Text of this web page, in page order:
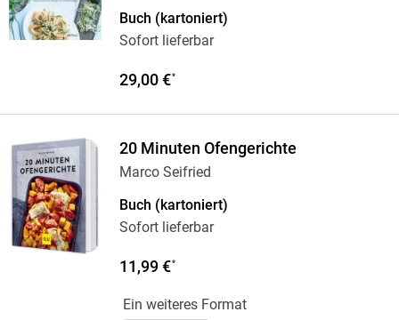
Buch (kartoniert)
Sofort lieferbar
29,00 €*
20 Minuten Ofengerichte
Marco Seifried
Buch (kartoniert)
Sofort lieferbar
11,99 €*
Ein weiteres Format